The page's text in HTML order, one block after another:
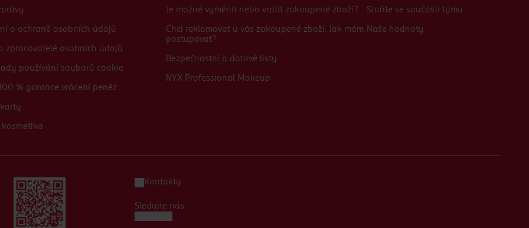
o ochraně osobních údajů
zpracovatelé osobních údajů
používání souborů cookie
% garance vrácení peněz
kosmetika
Je možné vyměnit nebo vrátit zakoupené zboží?
Chci reklamovat u vás zakoupené zboží. Jak mám
postupovat?
Bezpečnostní a datové listy
NYX Professional Makeup
Staňte se součástí týmu
Naše hodnoty
Kontakty
Sledujte nás